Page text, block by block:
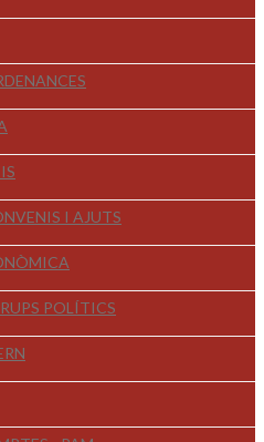
I AJUTS
POLÍTICS